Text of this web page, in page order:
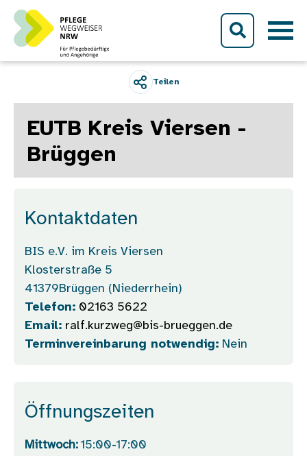
Direkt zum Inhalt
Teilen
EUTB Kreis Viersen -
Brüggen
Kontaktdaten
BIS e.V. im Kreis Viersen
Klosterstraße 5
41379Brüggen (Niederrhein)
Telefon: 02163 5622
Email: ralf.kurzweg@bis-brueggen.de
Terminvereinbarung notwendig: Nein
Öffnungszeiten
Mittwoch:15:00-17:00